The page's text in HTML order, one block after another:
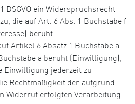
DSGVO ein Widerspruchsrecht
die auf Art. 6 Abs. 1 Buchstabe f
beruht.
Artikel 6 Absatz 1 Buchstabe a
a beruht (Einwilligung),
Einwilligung jederzeit zu
Rechtmäßigkeit der aufgrund
Widerruf erfolgten Verarbeitung